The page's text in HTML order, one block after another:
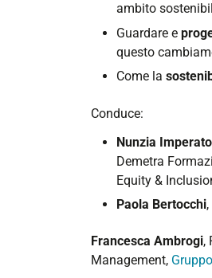
ambito
Guardare e
questo
Come la
Conduce:
Nunzia
Demetra
Equity &
Paola Bertocchi
Francesca Ambrogi,
Management,